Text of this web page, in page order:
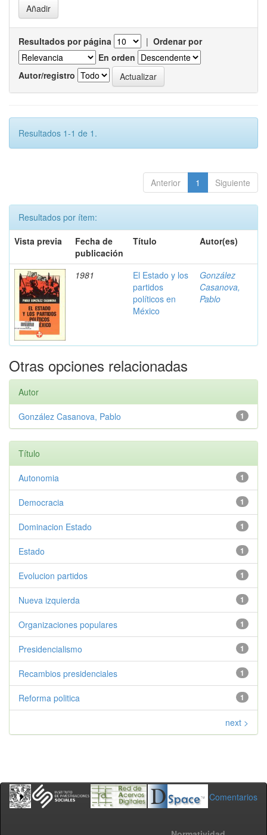
Resultados por página | Ordenar por
En orden
Autor/registro
Resultados 1-1 de 1.
Anterior 1 Siguiente
Resultados por ítem:
Vista previa
Fecha de
publicación
Título Autor(es)
1981
El Estado y los
partidos
políticos en
México
González
Casanova,
Pablo
Otras opciones relacionadas
Autor
1
González Casanova, Pablo
Título
1
Autonomia
1
Democracia
1
Dominacion Estado
1
Estado
1
Evolucion partidos
1
Nueva izquierda
1
Organizaciones populares
1
Presidencialismo
1
Recambios presidenciales
1
Reforma politica
next >
Comentarios